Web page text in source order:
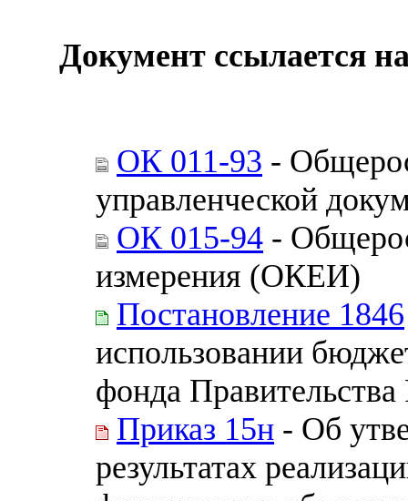
Документ ссылается
ОК 011-93 -
управленческой
ОК 015-94 -
измерения (ОКЕИ)
Постановление 1846
использовании
фонда
Приказ 15н - Об
результатах